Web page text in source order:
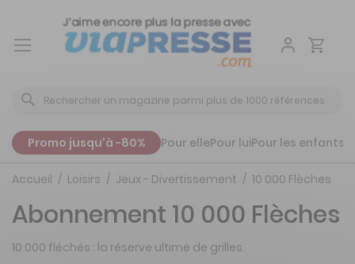
Aller
Promo jusqu'à -80% Pour ellePour luiPour les enfants
Accueil Loisirs Jeux - Divertissement 10 000 Flèches
Abonnement 10 000 Flèches
10 000 fléchés : la réserve ultime de grilles.